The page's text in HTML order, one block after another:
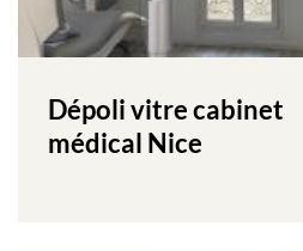
Dépoli vitre cabinet
médical Nice